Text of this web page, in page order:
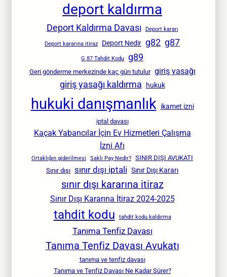
deport kaldırma
Deport Kaldırma Davası Deport kararı
Deport kararına itiraz Deport Nedir g82 g87
G 87 Tahdit Kodu g89
Geri gönderme merkezinde kaç gün tutulur giriş yasağı
giriş yasağı kaldırma hukuk
hukuki danışmanlık ikamet izni
iptal davası
Kaçak Yabancılar İçin Ev Hizmetleri Çalışma
İzni Afı
Ortaklığın giderilmesi Saklı Pay Nedir?
SINIR DIŞI AVUKATI
Sınır dışı sınır dışı iptali Sınır Dışı Kararı
sınır dışı kararına itiraz
Sınır Dışı Kararına İtiraz 2024-2025
tahdit kodu tahdit kodu kaldırma
Tanıma Tenfiz Davası
Tanıma Tenfiz Davası Avukatı
tanıma ve tenfiz davası
Tanıma ve Tenfiz Davası Ne Kadar Sürer?